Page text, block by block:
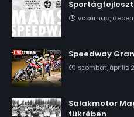
vasárnap,
Speedway
szombat, április
Salakmotor
tükrében